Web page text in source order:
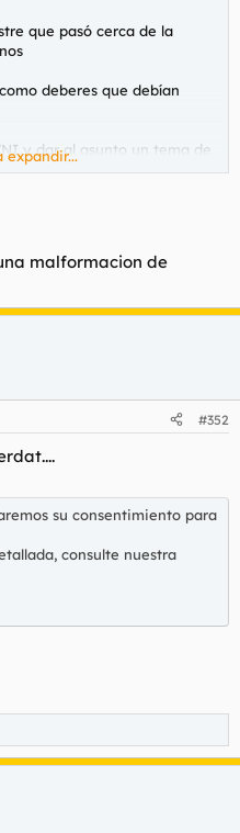
que pasó cerca de la
deberes que debían
y dar al asunto un tema de
su consentimiento
expandir...
malformacion de
#352
su consentimiento para
consulte nuestra